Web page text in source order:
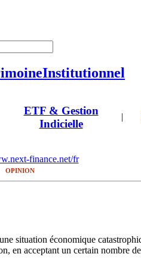
Institutionnel
ETF & Gestion
Indicielle
|
finance.net/fr
OPINION
situation économique
en acceptant un certain nombre